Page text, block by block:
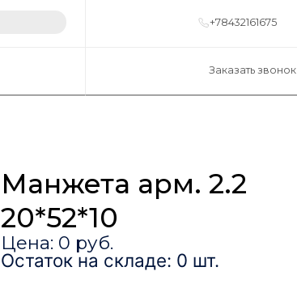
+78432161675
Заказать звонок
Манжета арм. 2.2
20*52*10
Цена: 0 руб.
Остаток на складе: 0 шт.